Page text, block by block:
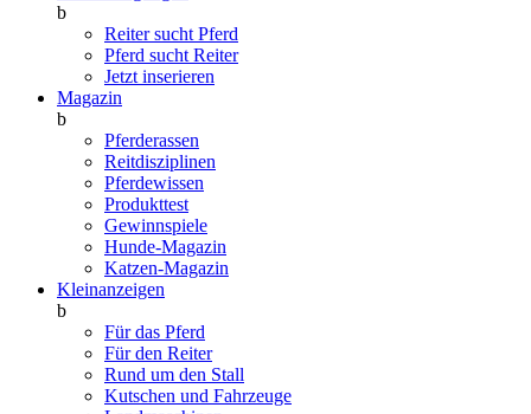
b
Reiter sucht Pferd
Pferd sucht Reiter
Jetzt inserieren
Magazin
b
Pferderassen
Reitdisziplinen
Pferdewissen
Produkttest
Gewinnspiele
Hunde-Magazin
Katzen-Magazin
Kleinanzeigen
b
Für das Pferd
Für den Reiter
Rund um den Stall
Kutschen und Fahrzeuge